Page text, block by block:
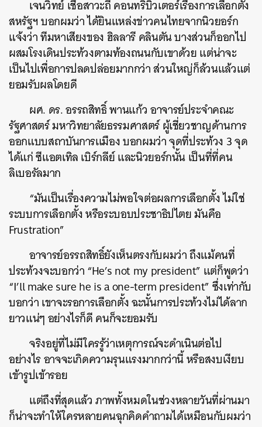
เจนวิทย์ เชื้อสาวะถี คอนทริบิวเตอร์เรื่องการเลือกตั้ง
สหรัฐฯ บอกผมว่า ได้ยินแหล่งข่าวคนไทยจากนิวยอร์ก
แจ้งว่า ทีมหาเสียงของ ฮิลลารี คลินตัน บางส่วนก็ออกไป
ผสมโรงเดินประท้วงตามท้องถนนกับเขาด้วย แต่น่าจะ
เป็นไปเพื่อการปลดปล่อยมากกว่า ส่วนใหญ่ก็ล้วนแล้วแต่
ยอมรับผลโดยดี
ผศ. ดร. อรรถสิทธิ์ พานแก้ว อาจารย์ประจำคณะ
รัฐศาสตร์ มหาวิทยาลัยธรรมศาสตร์ ผู้เชี่ยวชาญด้านการ
ออกแบบสถาบันการเเมือง บอกผมว่า จุดที่ประท้วง 3 จุด
ได้แก่ ซีแอตเทิล เบิร์กลีย์ และนิวยอร์กนั้น เป็นที่ที่คน
ลิเบอรัลมาก
“มันเป็นเรื่องความไม่พอใจต่อผลการเลือกตั้ง ไม่ใช่
ระบบการเลือกตั้ง หรือระบอบประชาธิปไตย มันคือ
Frustration”
อาจารย์อรรถสิทธิ์ยังเห็นตรงกับผมว่า ถึงแม้คนที่
ประท้วงจะบอกว่า “He’s not my president” แต่ก็พูดว่า
“I’ll make sure he is a one-term president” ซึ่งเท่ากับ
บอกว่า เขาจะรอการเลือกตั้ง ฉะนั้นการประท้วงไม่ได้ลาก
ยาวแน่ๆ อย่างไรก็ดี คนก็จะยอมรับ
จริงอยู่ที่ไม่มีใครรู้ว่าเหตุการณ์จะดำเนินต่อไป
อย่างไร อาจจะเกิดความรุนแรงมากกว่านี้ หรือสงบเงียบ
เข้ารูปเข้ารอย
แต่ถึงที่สุดแล้ว ภาพทั้งหมดในช่วงหลายวันที่ผ่านมา
ก็น่าจะทำให้ใครหลายคนฉุกคิดคำถามได้เหมือนกับผมว่า